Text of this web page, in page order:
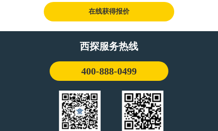
在线获得报价
西探服务热线
400-888-0499